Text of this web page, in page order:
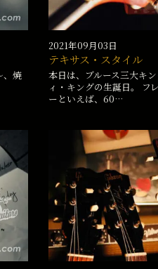
、焼
2021年09月03日
テキサス・スタイル
本日は、ブルース三大キ
ィ・キングの生誕日。 フ
ーといえば、60…